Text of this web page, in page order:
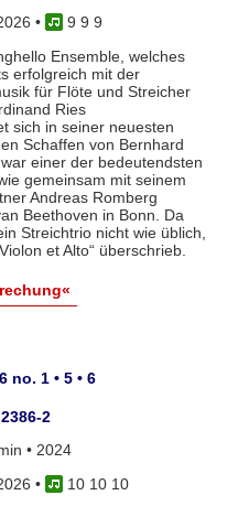
•
9 9 9
Ensemble, welches
erfolgreich mit der
für Flöte und Streicher
Ries
sich in seiner neuesten
Schaffen von Bernhard
einer der bedeutendsten
gemeinsam mit seinem
Andreas Romberg
Beethoven in Bonn. Da
Streichtrio nicht wie üblich,
et Alto“ überschrieb.
no. 1 • 5 • 6
2
• 2024
•
10 10 10